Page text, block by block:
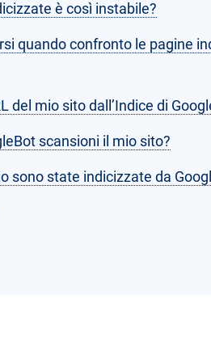
è così instabile?
quando confronto le pagine
del mio sito dall’Indice di
scansioni il mio sito?
sono state indicizzate da